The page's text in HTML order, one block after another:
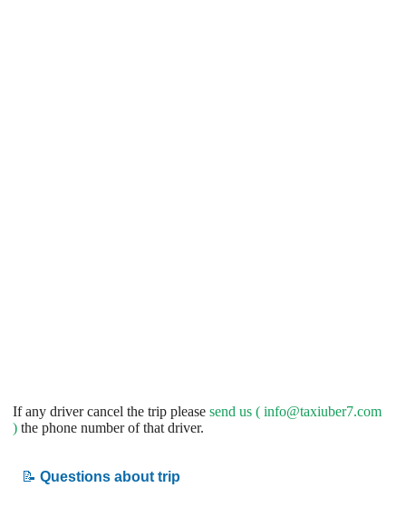
If any driver cancel the trip please send us ( info@taxiuber7.com
) the phone number of that driver.
📝 Questions about trip